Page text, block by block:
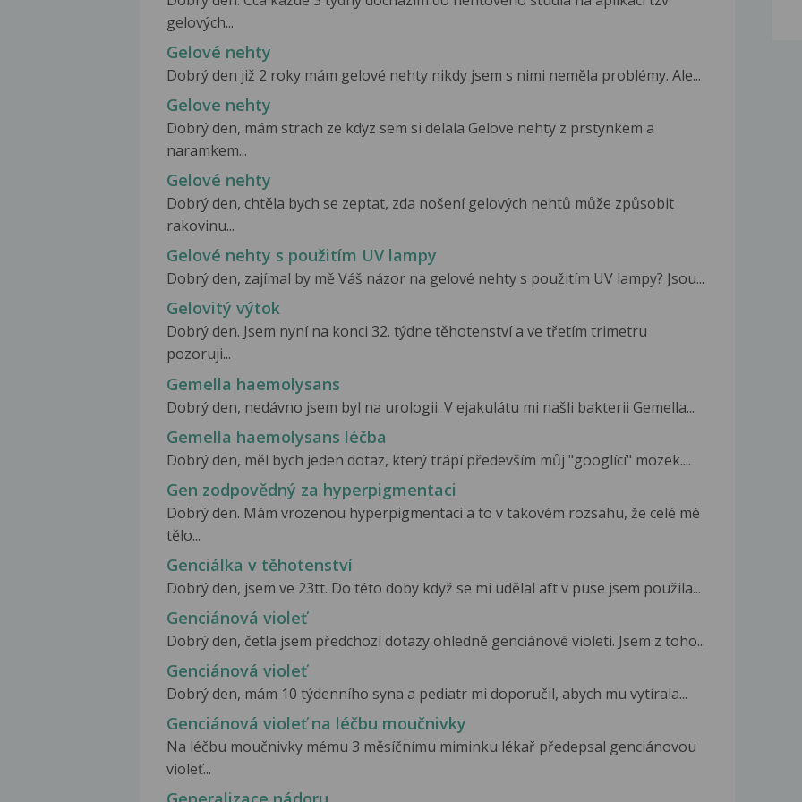
gelových...
Gelové nehty
Dobrý den již 2 roky mám gelové nehty nikdy jsem s nimi neměla problémy. Ale...
Gelove nehty
Dobrý den, mám strach ze kdyz sem si delala Gelove nehty z prstynkem a
naramkem...
Gelové nehty
Dobrý den, chtěla bych se zeptat, zda nošení gelových nehtů může způsobit
rakovinu...
Gelové nehty s použitím UV lampy
Dobrý den, zajímal by mě Váš názor na gelové nehty s použitím UV lampy? Jsou...
Gelovitý výtok
Dobrý den. Jsem nyní na konci 32. týdne těhotenství a ve třetím trimetru
pozoruji...
Gemella haemolysans
Dobrý den, nedávno jsem byl na urologii. V ejakulátu mi našli bakterii Gemella...
Gemella haemolysans léčba
Dobrý den, měl bych jeden dotaz, který trápí především můj "googlící" mozek....
Gen zodpovědný za hyperpigmentaci
Dobrý den. Mám vrozenou hyperpigmentaci a to v takovém rozsahu, že celé mé
tělo...
Genciálka v těhotenství
Dobrý den, jsem ve 23tt. Do této doby když se mi udělal aft v puse jsem použila...
Genciánová violeť
Dobrý den, četla jsem předchozí dotazy ohledně genciánové violeti. Jsem z toho...
Genciánová violeť
Dobrý den, mám 10 týdenního syna a pediatr mi doporučil, abych mu vytírala...
Genciánová violeť na léčbu moučnivky
Na léčbu moučnivky mému 3 měsíčnímu miminku lékař předepsal genciánovou
violeť...